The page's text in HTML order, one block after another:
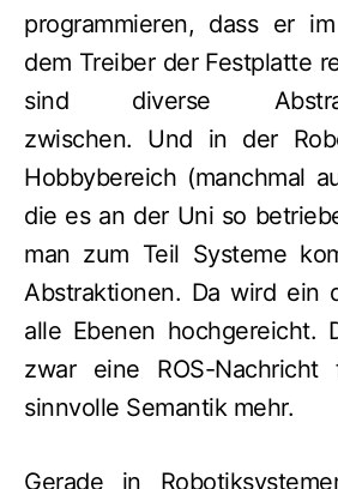
programmieren, dass er
dem Treiber der Festplatte
sind diverse
zwischen. Und in der
Hobbybereich (manchmal
die es an der Uni so
man zum Teil Systeme
Abstraktionen. Da wird ein
alle Ebenen hochgereicht.
zwar eine ROS-
sinnvolle Semantik mehr.
Gerade in